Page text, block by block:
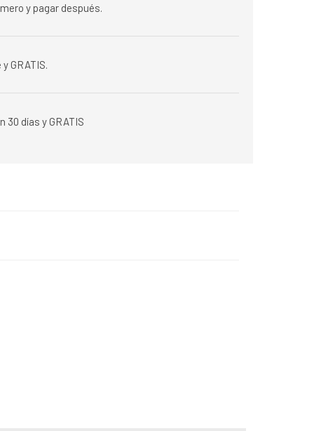
y pagar después.
GRATIS.
30 días y GRATIS